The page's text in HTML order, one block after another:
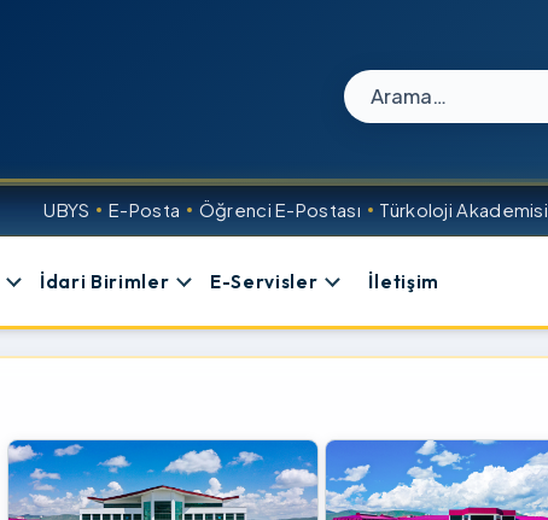
Site içi arama
UBYS E-Posta Öğrenci E-Postası Türkoloji Akademisi
İdari Birimler E-Servisler İletişim